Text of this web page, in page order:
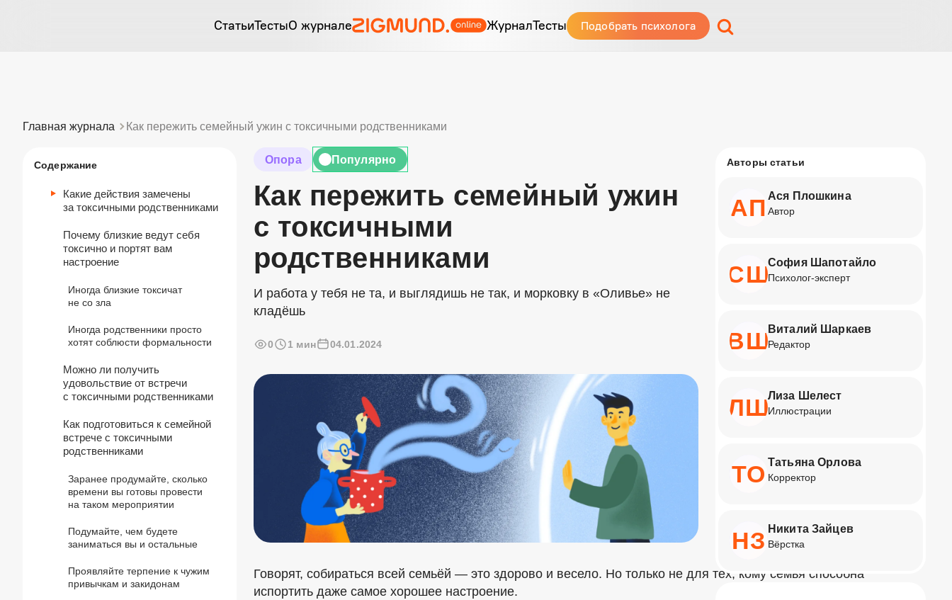
СтатьиТестыО журнале ЖурналТесты Подобрать психолога
Главная журнала Как пережить семейный ужин с токсичными родственниками
Содержание
Какие действия замечены
за токсичными родственниками
Почему близкие ведут себя
токсично и портят вам
настроение
Иногда близкие токсичат
не со зла
Иногда родственники просто
хотят соблюсти формальности
Можно ли получить
удовольствие от встречи
с токсичными родственниками
Как подготовиться к семейной
встрече с токсичными
родственниками
Заранее продумайте, сколько
времени вы готовы провести
на таком мероприятии
Подумайте, чем будете
заниматься вы и остальные
Проявляйте терпение к чужим
привычкам и закидонам
Опора Популярно
Как пережить семейный ужин
с токсичными
родственниками
И работа у тебя не та, и выглядишь не так, и морковку в «Оливье» не
кладёшь
0 1 мин 04.01.2024
Говорят, собираться всей семьёй — это здорово и весело. Но только не для тех, кому семья способна
испортить даже самое хорошее настроение.
Авторы статьи
АП Ася Плошкина
Автор
СШСофия Шапотайло
Психолог-эксперт
ВШВиталий Шаркаев
Редактор
ЛШЛиза Шелест
Иллюстрации
ТО Татьяна Орлова
Корректор
НЗ Никита Зайцев
Вёрстка